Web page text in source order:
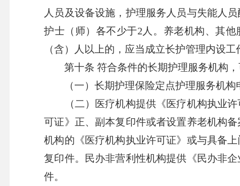
人员及设备设施，护理服务人员与失能人
护士（师）各不少于2人。养老机构、其
（含）人以上的，应当成立长护管理内设工
第十条 符合条件的长期护理服务机构，
（一）长期护理保险定点护理服务机构
（二）医疗机构提供《医疗机构执业许
可证》正、副本复印件或者设置养老机构
机构的《医疗机构执业许可证》或与具备
复印件。民办非营利性机构提供《民办非
件。